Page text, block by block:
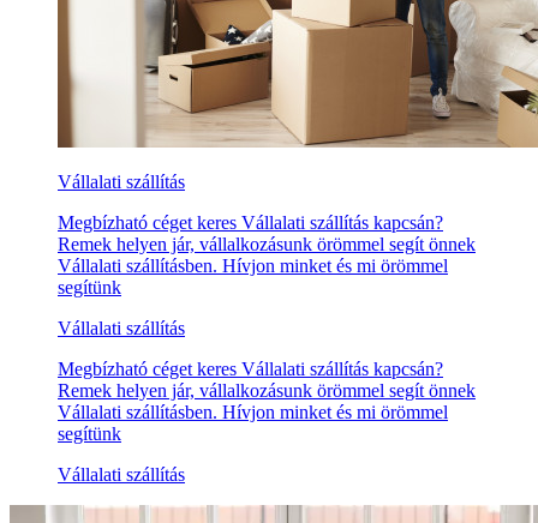
Vállalati szállítás
Megbízható céget keres Vállalati szállítás kapcsán?
Remek helyen jár, vállalkozásunk örömmel segít önnek
Vállalati szállításben. Hívjon minket és mi örömmel
segítünk
Vállalati szállítás
Megbízható céget keres Vállalati szállítás kapcsán?
Remek helyen jár, vállalkozásunk örömmel segít önnek
Vállalati szállításben. Hívjon minket és mi örömmel
segítünk
Vállalati szállítás